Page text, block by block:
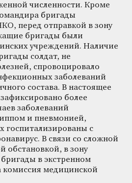
численности. Кроме
бригады
перед отправкой в зону
бригады были
учреждений. Наличие
солдат, не
спровоцировало
заболеваний
состава. В настоящее
более
заболеваний
и пневмонией,
госпитализированы с
В связи со сложной
обстановкой, в зону
бригады в экстренном
комиссия медицинской